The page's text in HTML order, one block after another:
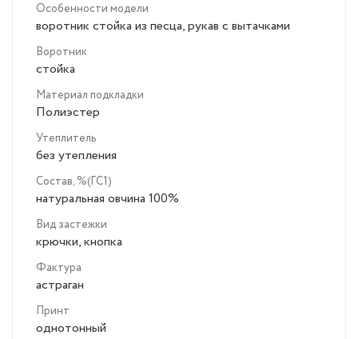
Особенности модели
воротник стойка из песца, рукав с вытачками
Воротник
стойка
Материал подкладки
Полиэстер
Утеплитель
без утепления
Состав, %(ГС1)
натуральная овчина 100%
Вид застежки
крючки, кнопка
Фактура
астраган
Принт
однотонный